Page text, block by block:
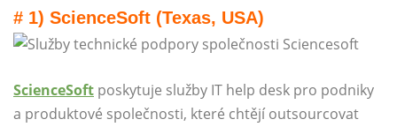
# 1) ScienceSoft (Texas, USA)
ScienceSoft poskytuje služby IT help desk pro podniky
a produktové společnosti, které chtějí outsourcovat